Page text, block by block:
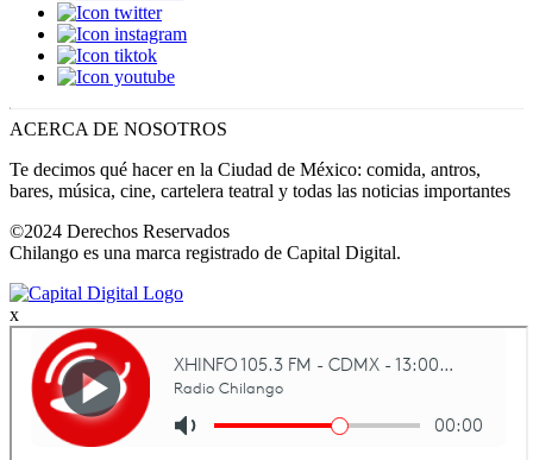
ACERCA DE NOSOTROS
Te decimos qué hacer en la Ciudad de México: comida, antros,
bares, música, cine, cartelera teatral y todas las noticias importantes
©2024 Derechos Reservados
Chilango es una marca registrado de Capital Digital.
x